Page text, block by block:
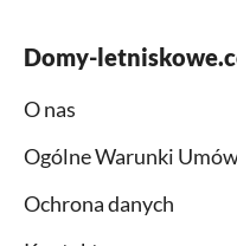
Domy-
O nas
Ogólne Warunki
Ochrona danych